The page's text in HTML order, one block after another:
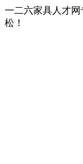
一二六家具人才
松！